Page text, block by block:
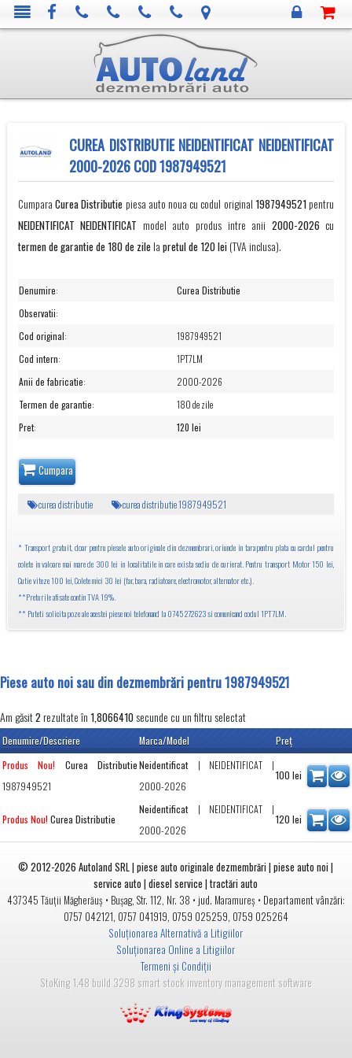
CUREA DISTRIBUTIE NEIDENTIFICAT NEIDENTIFICAT
2000-2026 COD 1987949521
CumparaCurea Distributie piesa auto noua cu codul original 1987949521pentru
NEIDENTIFICAT NEIDENTIFICAT model auto produs intre anii 2000-2026 cu
termen de garantie de 180 de zile la pretul de 120 lei(TVA inclusa).
Denumire:
Curea Distributie
Observatii:
Cod original:
1987949521
Cod intern:
1PT7LM
Anii de fabricatie:
2000-2026
Termen de garantie:
180 de zile
Pret: 120 lei
Cumpara
curea distributie curea distributie 1987949521
* Transport gratuit, doar pentru piesele auto originale din dezmembrari, oriunde in tara pentru plata cu cardul pentru
colete in valoare mai mare de 300 lei in localitatile in care exista sediu de curierat. Pentru transport Motor 150 lei,
Cutie viteze 100 lei, Colete mici 30 lei (far, bara, radiatoare, electromotor, alternator etc.).
**Preturile afisate contin TVA 19%.
** Puteti solicita poze ale acestei piese noi telefonand la 0745 272623 si comunicand codul 1PT7LM.
Piese auto noi sau din dezmembrări pentru 1987949521
Am găsit2 rezultate în 1,8066410secunde cu un filtru selectat
Denumire/Descriere Marca/Model Preţ
Produs Nou! Curea Distributie
1987949521
Neidentificat | NEIDENTIFICAT |
2000-2026
100 lei
Produs Nou! Curea Distributie
Neidentificat | NEIDENTIFICAT |
2000-2026
120 lei
© 2012-2026Autoland SRL | piese auto originale dezmembrări | piese auto noi |
service auto | diesel service | tractări auto
437345 Tăuții Măgherăuș• Bușag, Str. 112, Nr. 38 • jud. Maramureș • Departament vânzări:
0757 042121, 0757 041919, 0759 025259, 0759 025264
Soluționarea Alternativă a Litigiilor
Soluționarea Online a Litigiilor
Termeni și Condiții
StoKing 1.48 build 3298 smart stock inventory management software